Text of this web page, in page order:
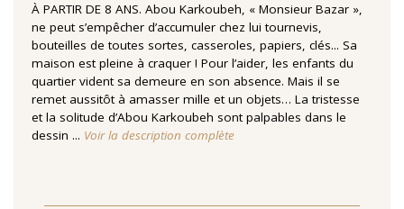
À PARTIR DE 8 ANS. Abou Karkoubeh, « Monsieur Bazar »,
ne peut s’empêcher d’accumuler chez lui tournevis,
bouteilles de toutes sortes, casseroles, papiers, clés... Sa
maison est pleine à craquer ! Pour l’aider, les enfants du
quartier vident sa demeure en son absence. Mais il se
remet aussitôt à amasser mille et un objets… La tristesse
et la solitude d’Abou Karkoubeh sont palpables dans le
dessin ... Voir la description complète